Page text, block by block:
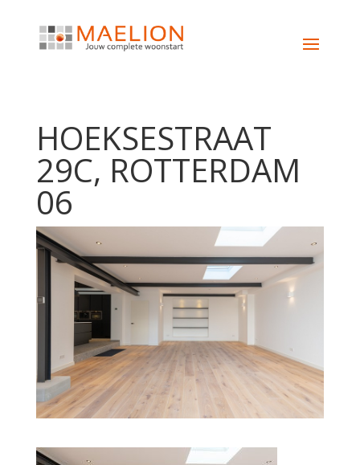
HOEKSESTRAAT
29C, ROTTERDAM
06